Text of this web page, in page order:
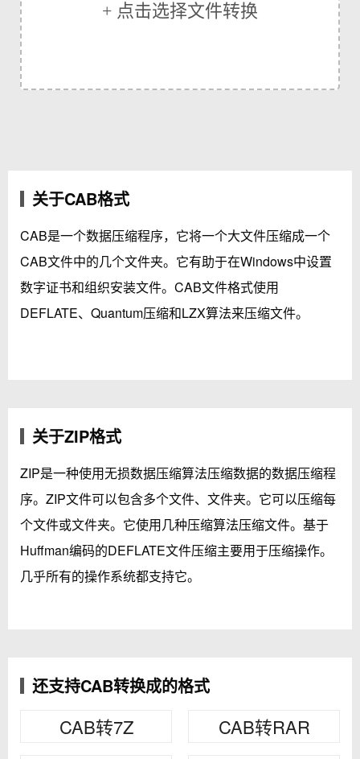
+ 点击选择文件转换
关于CAB格式
CAB是一个数据压缩程序，它将一个大文件压缩成一个
CAB文件中的几个文件夹。它有助于在Windows中设置
数字证书和组织安装文件。CAB文件格式使用
DEFLATE、Quantum压缩和LZX算法来压缩文件。
关于ZIP格式
ZIP是一种使用无损数据压缩算法压缩数据的数据压缩程
序。ZIP文件可以包含多个文件、文件夹。它可以压缩每
个文件或文件夹。它使用几种压缩算法压缩文件。基于
Huffman编码的DEFLATE文件压缩主要用于压缩操作。
几乎所有的操作系统都支持它。
还支持CAB转换成的格式
CAB转7Z CAB转RAR